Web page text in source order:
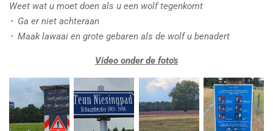
Weet wat u moet doen als u een wolf tegenkomt
Ga er niet achteraan
Maak lawaai en grote gebaren als de wolf u benadert
Video onder de foto's